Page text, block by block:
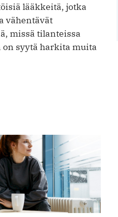
lääkkeitä, jotka
vähentävät
missä tilanteissa
syytä harkita muita